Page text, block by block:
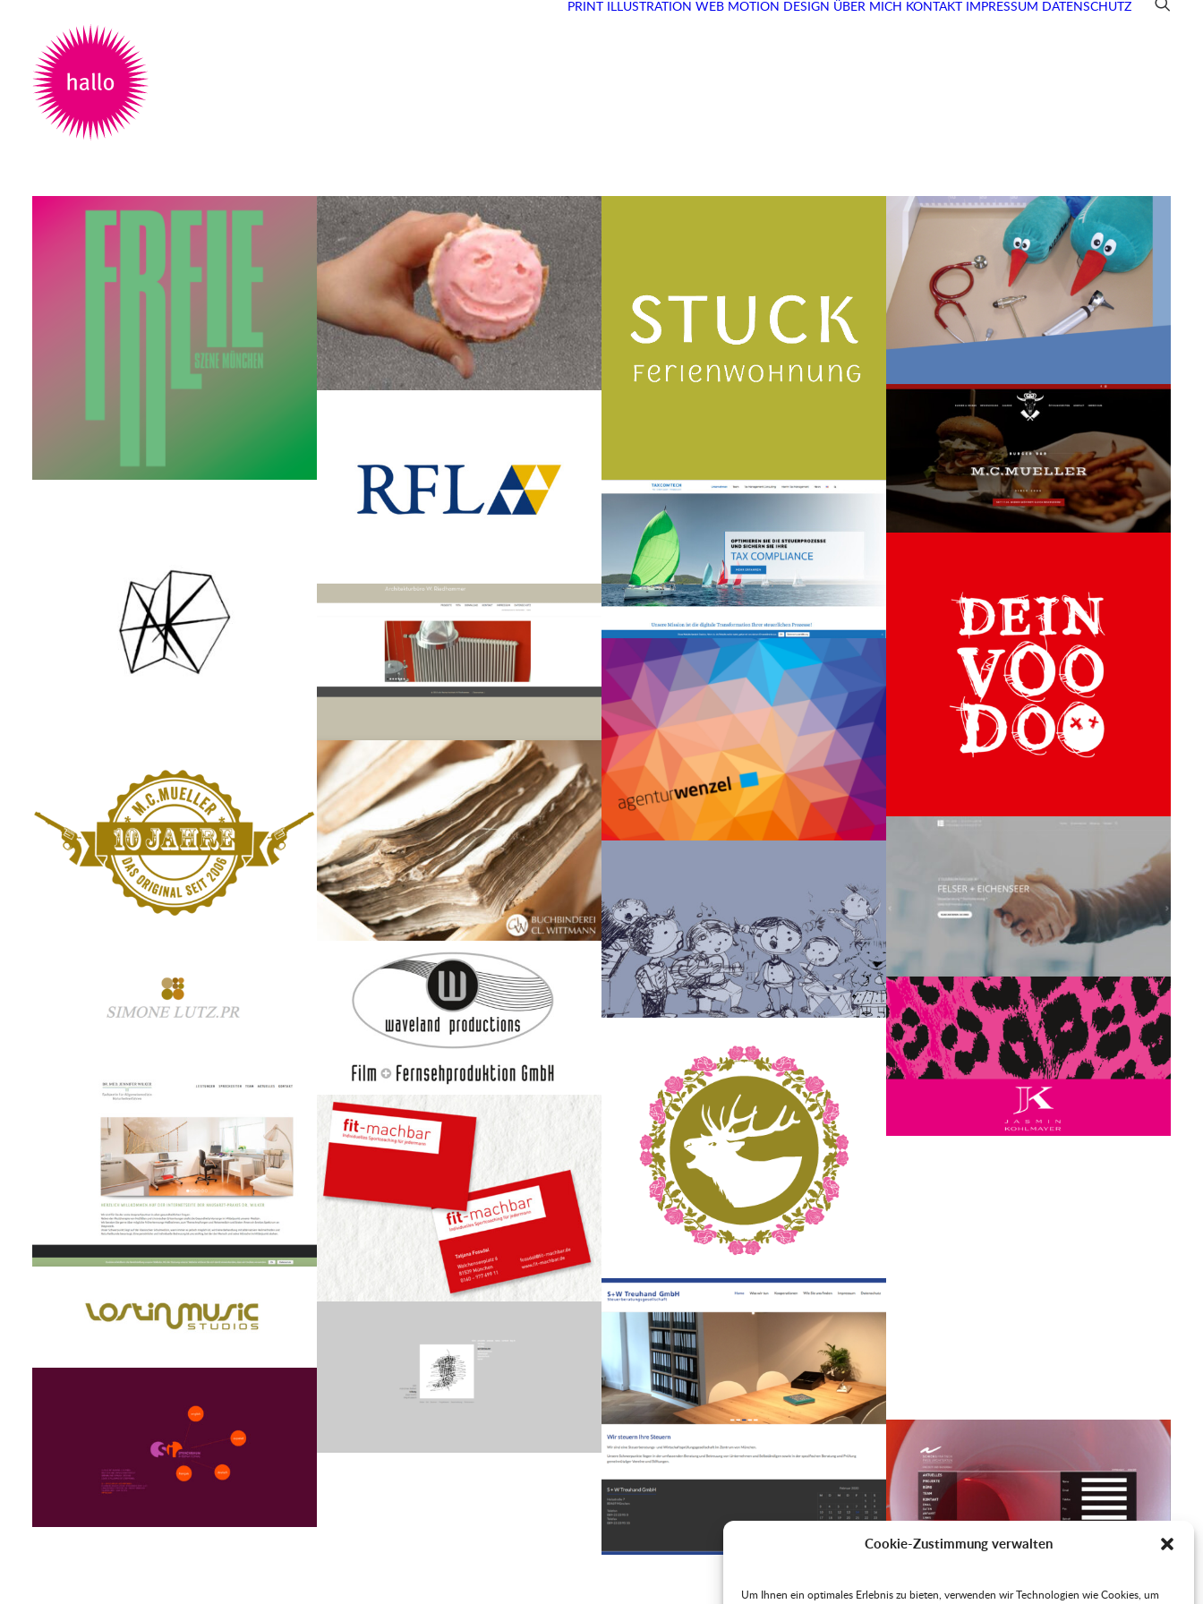
Cookie-Zustimmung verwalten
Um Ihnen ein optimales Erlebnis zu bieten, verwenden wir Technologien wie Cookies, um
PRINT ILLUSTRATION WEB MOTION DESIGN ÜBER MICH KONTAKT IMPRESSUM DATENSCHUTZ